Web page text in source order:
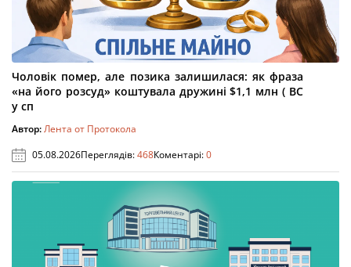
Чоловік помер, але позика залишилася: як фраза
«на його розсуд» коштувала дружині $1,1 млн ( ВС
у сп
Автор:Лента от Протокола
05.08.2026Переглядів:468Коментарі:0